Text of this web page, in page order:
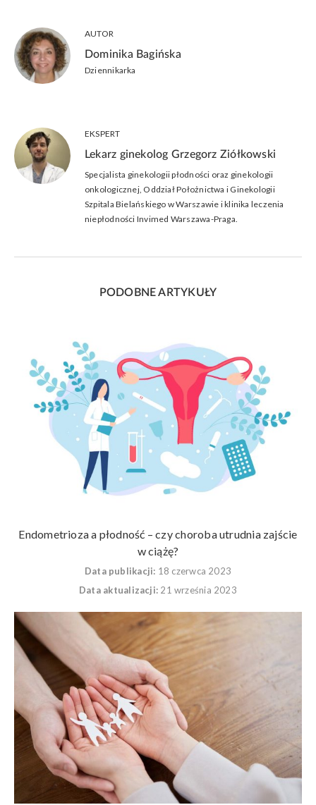
AUTOR
Dominika Bagińska
Dziennikarka
EKSPERT
Lekarz ginekolog Grzegorz Ziółkowski
Specjalista ginekologii płodności oraz ginekologii
onkologicznej, Oddział Położnictwa i Ginekologii
Szpitala Bielańskiego w Warszawie i klinika leczenia
niepłodności Invimed Warszawa-Praga.
PODOBNE ARTYKUŁY
Endometrioza a płodność – czy choroba utrudnia zajście
w ciążę?
Data publikacji: 18 czerwca 2023
Data aktualizacji: 21 września 2023